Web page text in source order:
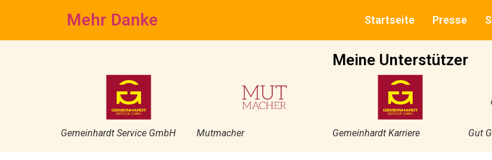
Mehr Danke Startseite Presse
Meine Unterstützer
Gemeinhardt Service GmbH Mutmacher Gemeinhardt Karriere Gut